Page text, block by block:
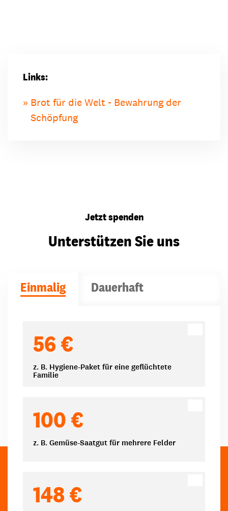
Links:
Brot für die Welt - Bewahrung der
Schöpfung
Jetzt spenden
Unterstützen Sie uns
Einmalig Dauerhaft
56 €
z. B. Hygiene-Paket für eine geflüchtete
Familie
100 €
z. B. Gemüse-Saatgut für mehrere Felder
148 €